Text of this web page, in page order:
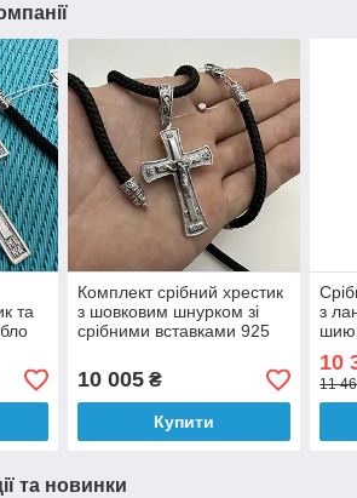
та
Комплект срібний хрестик
з шовковим шнурком зі
срібними вставками 925
10 005₴
Купити
з
шию
10
11
та новинки